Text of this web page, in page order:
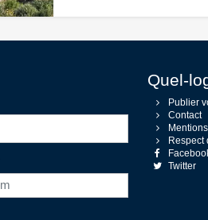
Quel-
Publier
Contact
Respect
Twitter